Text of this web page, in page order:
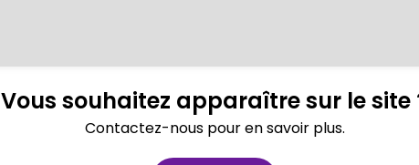
Vous souhaitez apparaître sur le site
Contactez-nous pour en savoir plus.